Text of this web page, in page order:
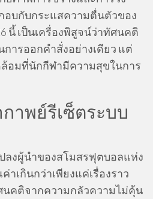
อบกับกระแสความตื่นตัวของ
นี้ เป็นเครื่องพิสูจน์ว่าทัศนคติ
ารออกคำสั่งอย่างเดียว แต่
อมที่นักกีฬามีความสุขในการ
าพย์รีเซ็ตระบบ
ลงผู้นำของสโมสรฟุตบอลแห่ง
เกินกว่าเพียงแค่เรื่องราว
นคติจากความกลัวความไม่คุ้น